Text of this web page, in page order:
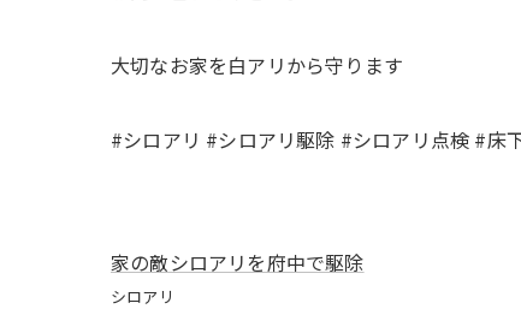
大切なお家を白アリから守ります
#シロアリ #シロアリ駆除 #シロアリ点検 #床
家の敵シロアリを府中で駆除
シロアリ